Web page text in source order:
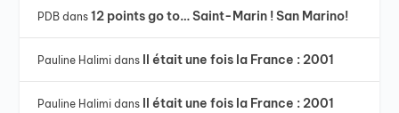
PDB dans12 points go to… Saint-Marin ! San Marino!
Pauline Halimi dans Il était une fois la France : 2001
Pauline Halimi dans Il était une fois la France : 2001